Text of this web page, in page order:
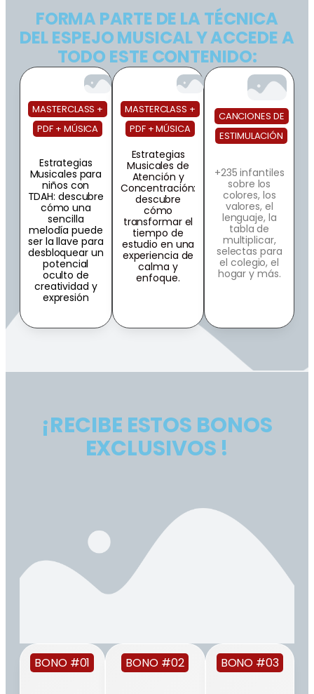
FORMA PARTE DE LA TÉCNICA
DEL ESPEJO MUSICAL Y ACCEDE A
TODO ESTE CONTENIDO:
MASTERCLASS +
PDF + MÚSICA
Estrategias
Musicales para
niños con
TDAH: descubre
cómo una
sencilla
melodía puede
ser la llave para
desbloquear un
potencial
oculto de
creatividad y
expresión
MASTERCLASS +
PDF + MÚSICA
Estrategias
Musicales de
Atención y
Concentración:
descubre
cómo
transformar el
tiempo de
estudio en una
experiencia de
calma y
enfoque.
CANCIONES DE
ESTIMULACIÓN
+235 infantiles
sobre los
colores, los
valores, el
lenguaje, la
tabla de
multiplicar,
selectas para
el colegio, el
hogar y más.
¡RECIBE ESTOS BONOS
EXCLUSIVOS !
BONO #01 BONO #02 BONO #03